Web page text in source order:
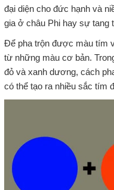
đại diện cho đức hạnh và
gia ở châu Phi hay sự tang
Để pha trộn được màu tím
từ những màu cơ bản.
đỏ và xanh dương, cách
có thể tạo ra nhiều sắc tím